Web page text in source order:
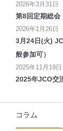
2026年3月31日
第8回定期総会
2026年1月26日
3月24日(火)
般参加可）
2025年11月19日
2025年JCO交
コラム